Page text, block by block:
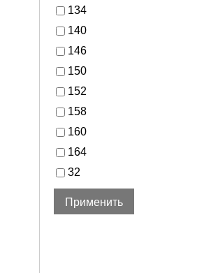
134
140
146
150
152
158
160
164
32
34
36